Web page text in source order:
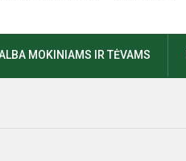
MOKINIAMS IR TĖVAMS